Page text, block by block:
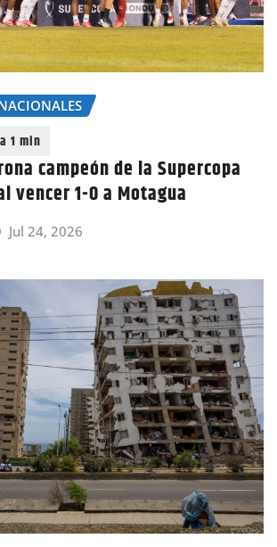
campeón de la Supercopa
vencer 1-0 a Motagua
Jul 24, 2026